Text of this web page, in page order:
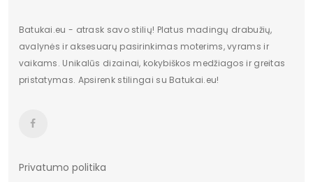
Kategorija Moterims
Valdiklis -
Būklė Nauja
Batukai.eu - atrask savo stilių! Platus madingų drabužių,
avalynės ir aksesuarų pasirinkimas moterims, vyrams ir
vaikams. Unikalūs dizainai, kokybiškos medžiagos ir greitas
pristatymas. Apsirenk stilingai su Batukai.eu!
Privatumo politika